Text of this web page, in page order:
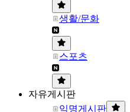
생활/문화
스포츠
자유게시판
익명게시판